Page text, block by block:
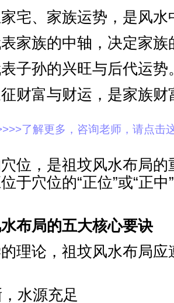
宅、家族运势，是风水
家族的中轴，决定家族
子孙的兴旺与后代运势
财富与财运，是家族财
了解更多，咨询老师，请点击
位，是祖坟风水布局的
于穴位的“正位”或“正
布局的五大核心要诀
理论，祖坟风水布局应
水源充足